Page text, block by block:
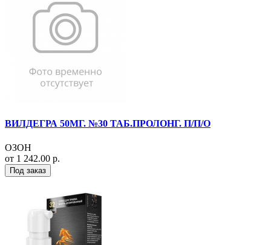
ВИЛДЕГРА 50МГ. №30 ТАБ.ПРОЛОНГ. П/П/О
ОЗОН
от 1 242.00 р.
Под заказ